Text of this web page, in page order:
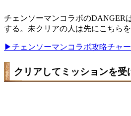
チェンソーマンコラボのDANGER
する。未クリアの人は先にこちらを
▶チェンソーマンコラボ攻略チャー
クリアしてミッションを受